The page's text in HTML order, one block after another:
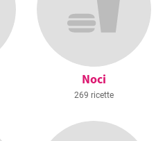
Noci
269 ricette